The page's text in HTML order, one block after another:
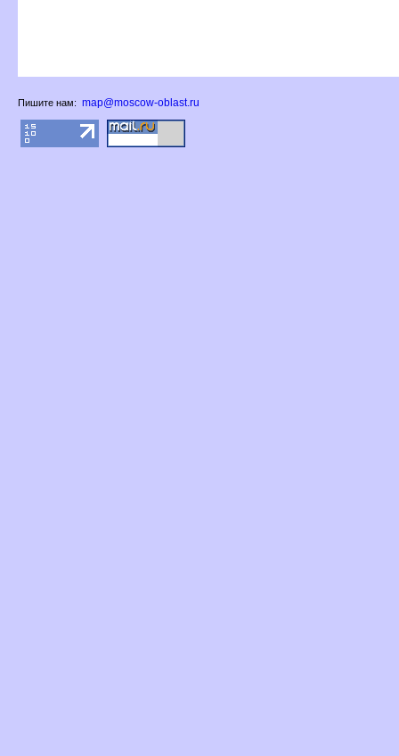
Пишите нам: map@moscow-oblast.ru